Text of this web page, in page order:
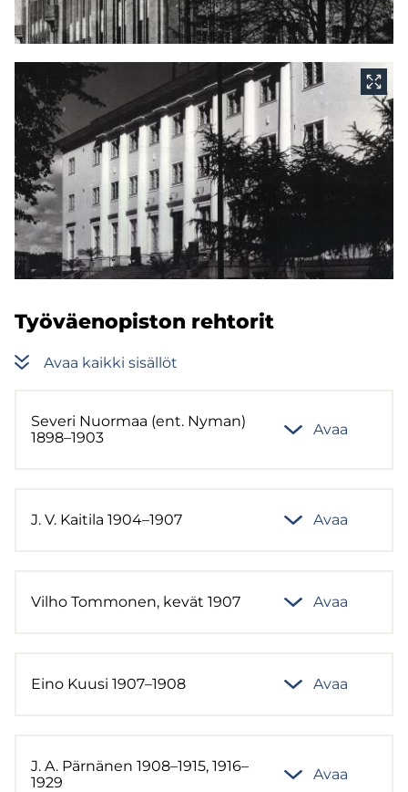
Työ­väen­opis­ton reh­to­rit
Avaa kaik­ki si­säl­löt
Se­ve­ri Nuor­maa (ent. Nyman)
1898–1903
Avaa
J. V. Kai­ti­la 1904–1907 Avaa
Vilho Tom­mo­nen, kevät 1907 Avaa
Eino Kuusi 1907–1908 Avaa
J. A. Pär­nä­nen 1908–1915, 1916–
1929
Avaa